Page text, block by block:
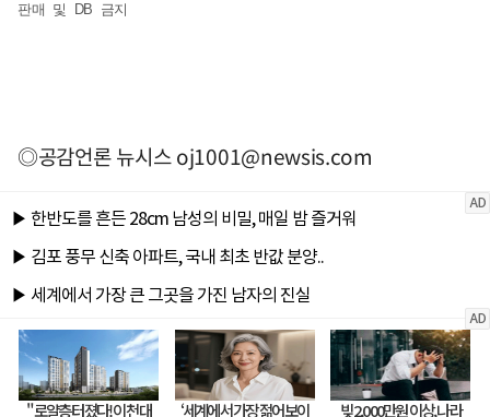
판매 및 DB 금지
◎공감언론 뉴시스oj1001@newsis.com